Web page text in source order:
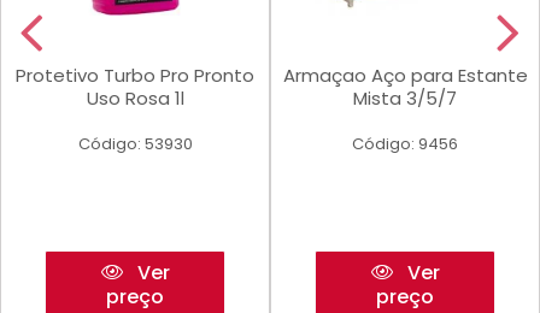
Protetivo Turbo Pro Pronto
Uso Rosa 1l
Código: 53930
Ver
preço
Armaçao Aço para Estante
Mista 3/5/7
Código: 9456
Ver
preço